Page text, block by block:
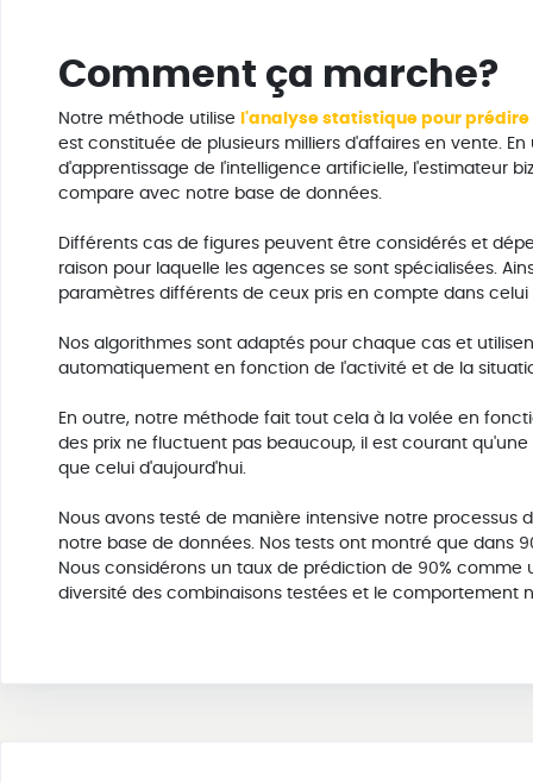
Comment ça marche?
Notre méthode utilise
l'analyse statistique pour
est constituée de plusieurs milliers d'affaires en vente.
d'apprentissage de l'intelligence artificielle, l'estimateur
compare avec notre base de données.
Différents cas de figures peuvent être considérés et
raison pour laquelle les agences se sont spécialisées.
paramètres différents de ceux pris en compte dans celui
Nos algorithmes sont adaptés pour chaque cas et
automatiquement en fonction de l'activité et de la
En outre, notre méthode fait tout cela à la volée en
des prix ne fluctuent pas beaucoup, il est courant
que celui d'aujourd'hui.
Nous avons testé de manière intensive notre processus
notre base de données. Nos tests ont montré que dans
Nous considérons un taux de prédiction de 90%
diversité des combinaisons testées et le comportement